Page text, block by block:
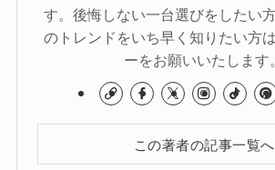
す。後悔しない一台選びをしたい
のトレンドをいち早く知りたい方
ーをお願いいたします。
この著者の記事一覧へ